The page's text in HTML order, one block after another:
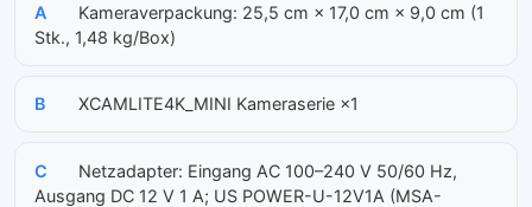
A
Kameraverpackung: 25,5 cm × 17,0 cm × 9,0 cm (1
Stk., 1,48 kg/Box)
B XCAMLITE4K_MINI Kameraserie ×1
C
Netzadapter: Eingang AC 100–240 V 50/60 Hz,
Ausgang DC 12 V 1 A; US POWER-U-12V1A (MSA-